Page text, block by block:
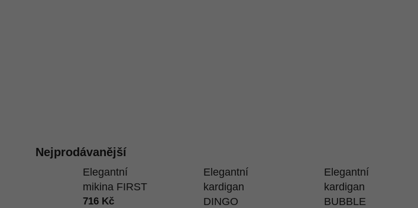
Nejprodávanější
Elegantní
mikina FIRST
716 Kč
Elegantní
kardigan
DINGO
Elegantní
kardigan
BUBBLE